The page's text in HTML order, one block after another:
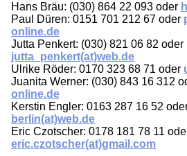
Hans Bräu: (030) 864 22 093 oder
Paul Düren: 0151 701 212 67 oder
online.de
Jutta Penkert: (030) 821 06 82 oder
jutta_penkert(at)web.de
Ulrike Röder: 0170 323 68 71 oder
Juanita Werner: (030) 843 16 312
online.de
Kerstin Engler: 0163 287 16 52
berlin(at)web.de
Eric Czotscher: 0178 181 78 11
eric.czotscher(at)gmail.com